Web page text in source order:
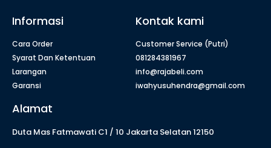
Informasi
Cara Order
Syarat Dan Ketentuan
Larangan
Garansi
Kontak kami
Customer Service (Putri)
081284381967
info@rajabeli.com
iwahyusuhendra@gmail.com
Alamat
Duta Mas Fatmawati C1 / 10 Jakarta Selatan 12150